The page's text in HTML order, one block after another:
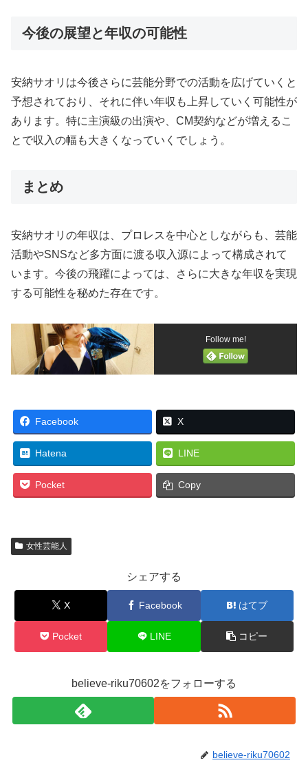
今後の展望と年収の可能性
安納サオリは今後さらに芸能分野での活動を広げていくと
予想されており、それに伴い年収も上昇していく可能性が
あります。特に主演級の出演や、CM契約などが増えるこ
とで収入の幅も大きくなっていくでしょう。
まとめ
安納サオリの年収は、プロレスを中心としながらも、芸能
活動やSNSなど多方面に渡る収入源によって構成されて
います。今後の飛躍によっては、さらに大きな年収を実現
する可能性を秘めた存在です。
Follow me!
Facebook X
Hatena LINE
Pocket Copy
女性芸能人
シェアする
X Facebook はてブ
Pocket LINE コピー
believe-riku70602をフォローする
believe-riku70602